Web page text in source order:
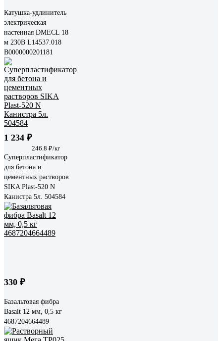
Катушка-удлинитель
электрическая
настенная DMECL 18
м 230В L14537.018
В0000000201181
1 234 ₽
246.8 ₽/кг
Суперпластификатор
для бетона и
цементных растворов
SIKA Plast-520 N
Канистра 5л. 504584
330 ₽
Базальтовая фибра
Basalt 12 мм, 0,5 кг
4687204664489